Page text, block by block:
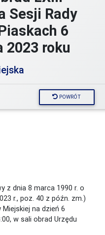
Sesji Rady
6
2023 roku
POWRÓT
z dnia 8 marca 1990 r. o
r., poz. 40 z późn. zm.)
Miejskiej na dzień 6
w sali obrad Urzędu